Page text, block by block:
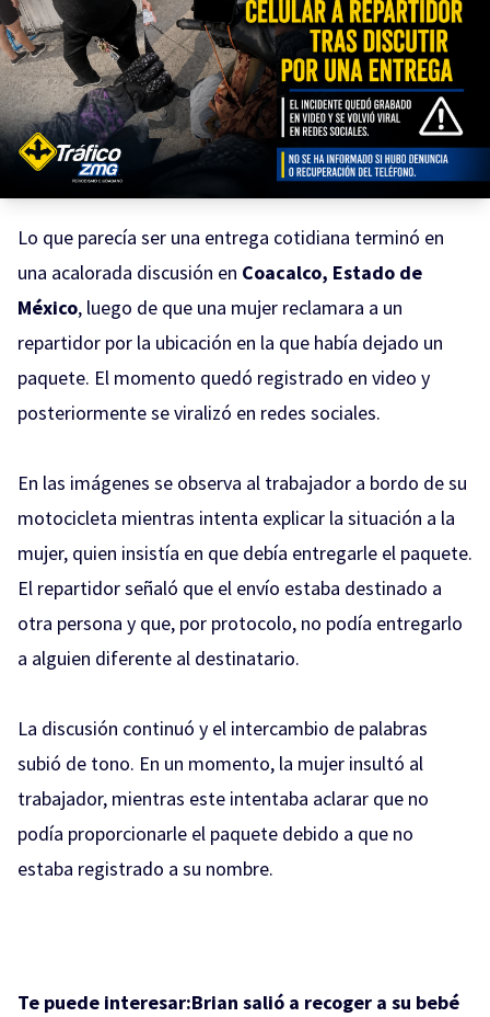
Lo que parecía ser una entrega cotidiana terminó en
una acalorada discusión en Coacalco, Estado de
México, luego de que una mujer reclamara a un
repartidor por la ubicación en la que había dejado un
paquete. El momento quedó registrado en video y
posteriormente se viralizó en redes sociales.
En las imágenes se observa al trabajador a bordo de su
motocicleta mientras intenta explicar la situación a la
mujer, quien insistía en que debía entregarle el paquete.
El repartidor señaló que el envío estaba destinado a
otra persona y que, por protocolo, no podía entregarlo
a alguien diferente al destinatario.
La discusión continuó y el intercambio de palabras
subió de tono. En un momento, la mujer insultó al
trabajador, mientras este intentaba aclarar que no
podía proporcionarle el paquete debido a que no
estaba registrado a su nombre.
Te puede interesar:Brian salió a recoger a su bebé